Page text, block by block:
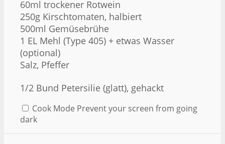
60ml trockener Rotwein
250g Kirschtomaten, halbiert
500ml Gemüsebrühe
1 EL Mehl (Type 405) + etwas Wasser
(optional)
Salz, Pfeffer
1/2 Bund Petersilie (glatt), gehackt
Cook Mode Prevent your screen from going
dark